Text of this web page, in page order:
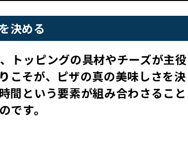
決める
トッピングの具材やチーズが主役
こそが、ピザの真の美味しさを決
間という要素が組み合わさること
です。